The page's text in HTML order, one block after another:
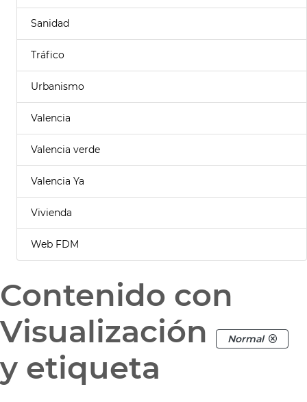
Sanidad
Tráfico
Urbanismo
Valencia
Valencia verde
Valencia Ya
Vivienda
Web FDM
Contenido con
Visualización
Normal
y etiqueta